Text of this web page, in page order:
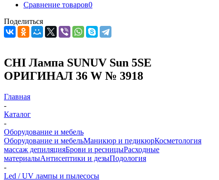
Сравнение товаров0
Поделиться
CHI Лампа SUNUV Sun 5SE
ОРИГИНАЛ 36 W № 3918
Главная
-
Каталог
-
Оборудование и мебель
Оборудование и мебельМаникюр и педикюрКосметология
массаж депиляцияБрови и ресницыРасходные
материалыАнтисептики и дезыПодология
-
Led / UV лампы и пылесосы